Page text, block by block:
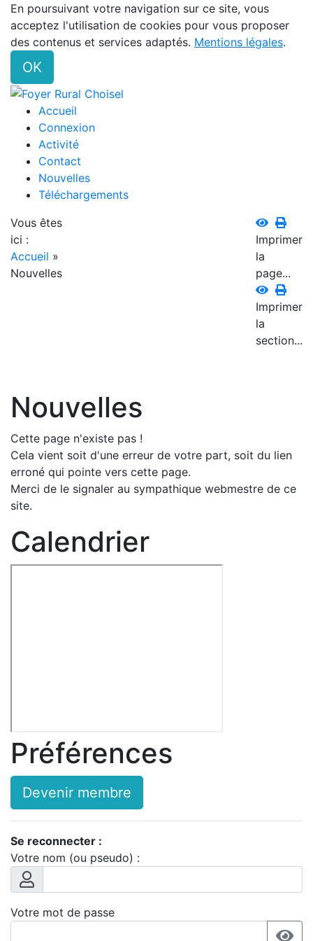
En poursuivant votre navigation sur ce site, vous
acceptez l'utilisation de cookies pour vous proposer
des contenus et services adaptés. Mentions légales.
OK
Accueil
Connexion
Activité
Contact
Nouvelles
Téléchargements
Vous êtes
ici :
Accueil »
Nouvelles
Imprimer
la
page...
Imprimer
la
section...
Nouvelles
Cette page n'existe pas !
Cela vient soit d'une erreur de votre part, soit du lien
erroné qui pointe vers cette page.
Merci de le signaler au sympathique webmestre de ce
site.
Calendrier
Préférences
Devenir membre
Se reconnecter :
Votre nom (ou pseudo) :
Votre mot de passe